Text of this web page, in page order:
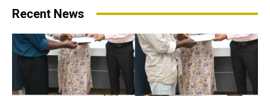
Recent News